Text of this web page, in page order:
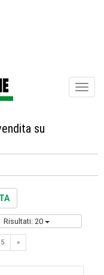
su
Risultati: 20
5 »Next